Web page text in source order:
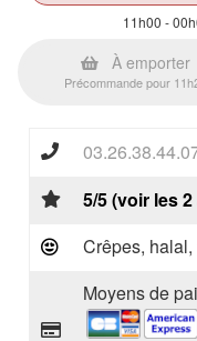
11h00 -
À emporter
Précommande pour
5/5 (voir les
Crêpes,
Moyens de